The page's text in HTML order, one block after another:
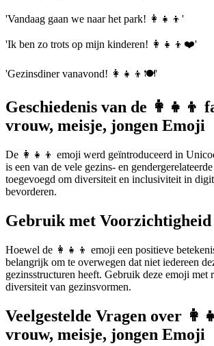
'Vandaag gaan we naar het park! 👩‍👧‍👦'
'Ik ben zo trots op mijn kinderen! 👩‍👧‍👦❤️'
'Gezinsdiner vanavond! 👩‍👧‍👦🍽️'
Geschiedenis van de 👩‍👧‍👦
vrouw, meisje, jongen Emoji
De 👩‍👧‍👦 emoji werd geïntroduceerd in
is een van de vele gezins- en
toegevoegd om diversiteit en inclusiviteit in
bevorderen.
Gebruik met Voorzichtigheid
Hoewel de 👩‍👧‍👦 emoji een positieve
belangrijk om te overwegen dat niet iedereen
gezinsstructuren heeft. Gebruik deze emoji met
diversiteit van gezinsvormen.
Veelgestelde Vragen over
vrouw, meisje, jongen Emoji